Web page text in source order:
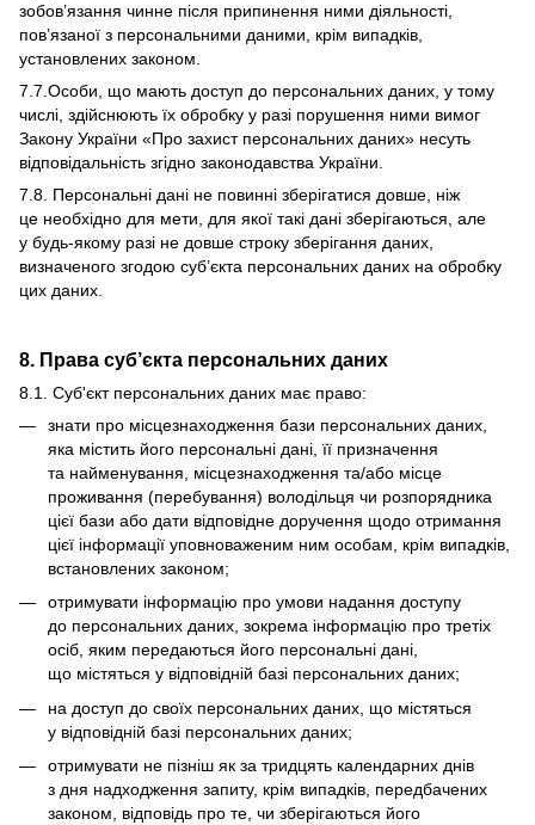
зобов’язання чинне після припинення ними діяльності,
пов’язаної з персональними даними, крім випадків,
установлених законом.
7.7.Особи, що мають доступ до персональних даних, у тому
числі, здійснюють їх обробку у разі порушення ними вимог
Закону України «Про захист персональних даних» несуть
відповідальність згідно законодавства України.
7.8. Персональні дані не повинні зберігатися довше, ніж
це необхідно для мети, для якої такі дані зберігаються, але
у будь-якому разі не довше строку зберігання даних,
визначеного згодою суб’єкта персональних даних на обробку
цих даних.
8. Права суб’єкта персональних даних
8.1. Суб'єкт персональних даних має право:
знати про місцезнаходження бази персональних даних,
яка містить його персональні дані, її призначення
та найменування, місцезнаходження та/або місце
проживання (перебування) володільця чи розпорядника
цієї бази або дати відповідне доручення щодо отримання
цієї інформації уповноваженим ним особам, крім випадків,
встановлених законом;
отримувати інформацію про умови надання доступу
до персональних даних, зокрема інформацію про третіх
осіб, яким передаються його персональні дані,
що містяться у відповідній базі персональних даних;
на доступ до своїх персональних даних, що містяться
у відповідній базі персональних даних;
отримувати не пізніш як за тридцять календарних днів
з дня надходження запиту, крім випадків, передбачених
законом, відповідь про те, чи зберігаються його